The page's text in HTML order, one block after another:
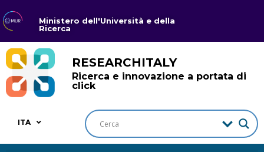
Ministero dell'Università e della
Ricerca
RESEARCHITALY
Ricerca e innovazione a portata di
click
ITA